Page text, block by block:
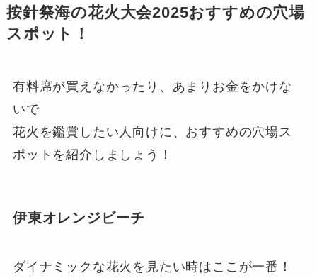
按針祭海の花火大会2025おすすめの穴場
スポット！
有料席が買えなかったり、あまりお金をかけな
いで
花火を鑑賞したい人向けに、おすすめの穴場ス
ポットを紹介しましょう！
伊東オレンジビーチ
ダイナミックな花火を見たい時はここが一番！